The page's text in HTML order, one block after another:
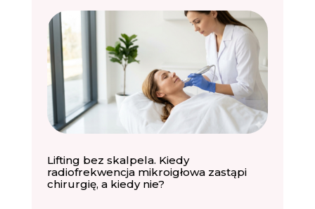
Lifting bez skalpela. Kiedy
radiofrekwencja mikroigłowa zastąpi
chirurgię, a kiedy nie?